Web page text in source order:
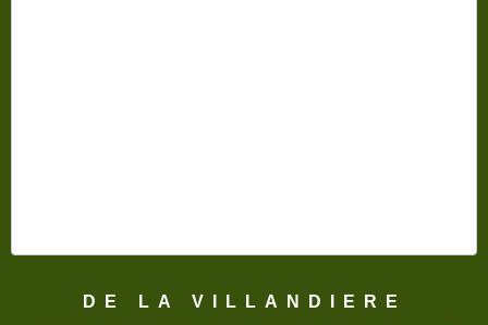
DE LA VILLANDIERE